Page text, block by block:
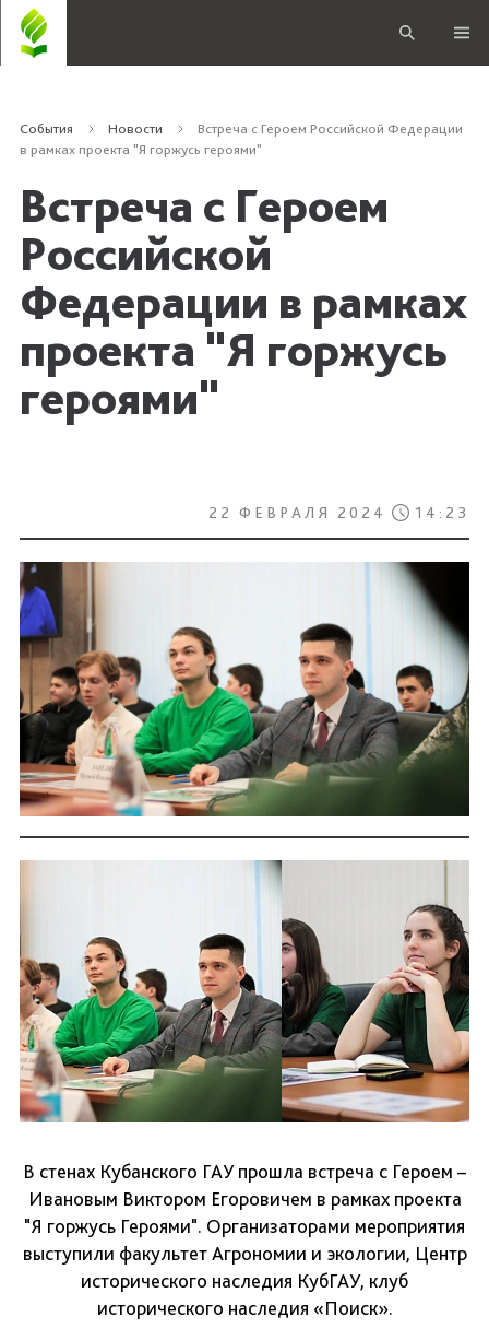
События Новости
Встреча с Героем Российской Федерации
в рамках проекта "Я горжусь героями"
Встреча с Героем
Российской
Федерации в рамках
проекта "Я горжусь
героями"
22 ФЕВРАЛЯ 2024 14:23
В стенах Кубанского ГАУ прошла встреча с Героем –
Ивановым Виктором Егоровичем в рамках проекта
"Я горжусь Героями". Организаторами мероприятия
выступили факультет Агрономии и экологии, Центр
исторического наследия КубГАУ, клуб
исторического наследия «Поиск».